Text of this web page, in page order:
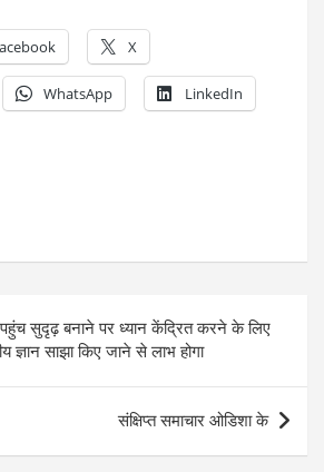
X
WhatsApp LinkedIn
सुदृढ़ बनाने पर ध्यान केंद्रित करने के लिए
ज्ञान साझा किए जाने से लाभ होगा
संक्षिप्त समाचार ओडिशा के